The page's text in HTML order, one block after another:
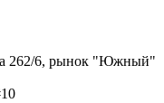
262/6, рынок "Южный"